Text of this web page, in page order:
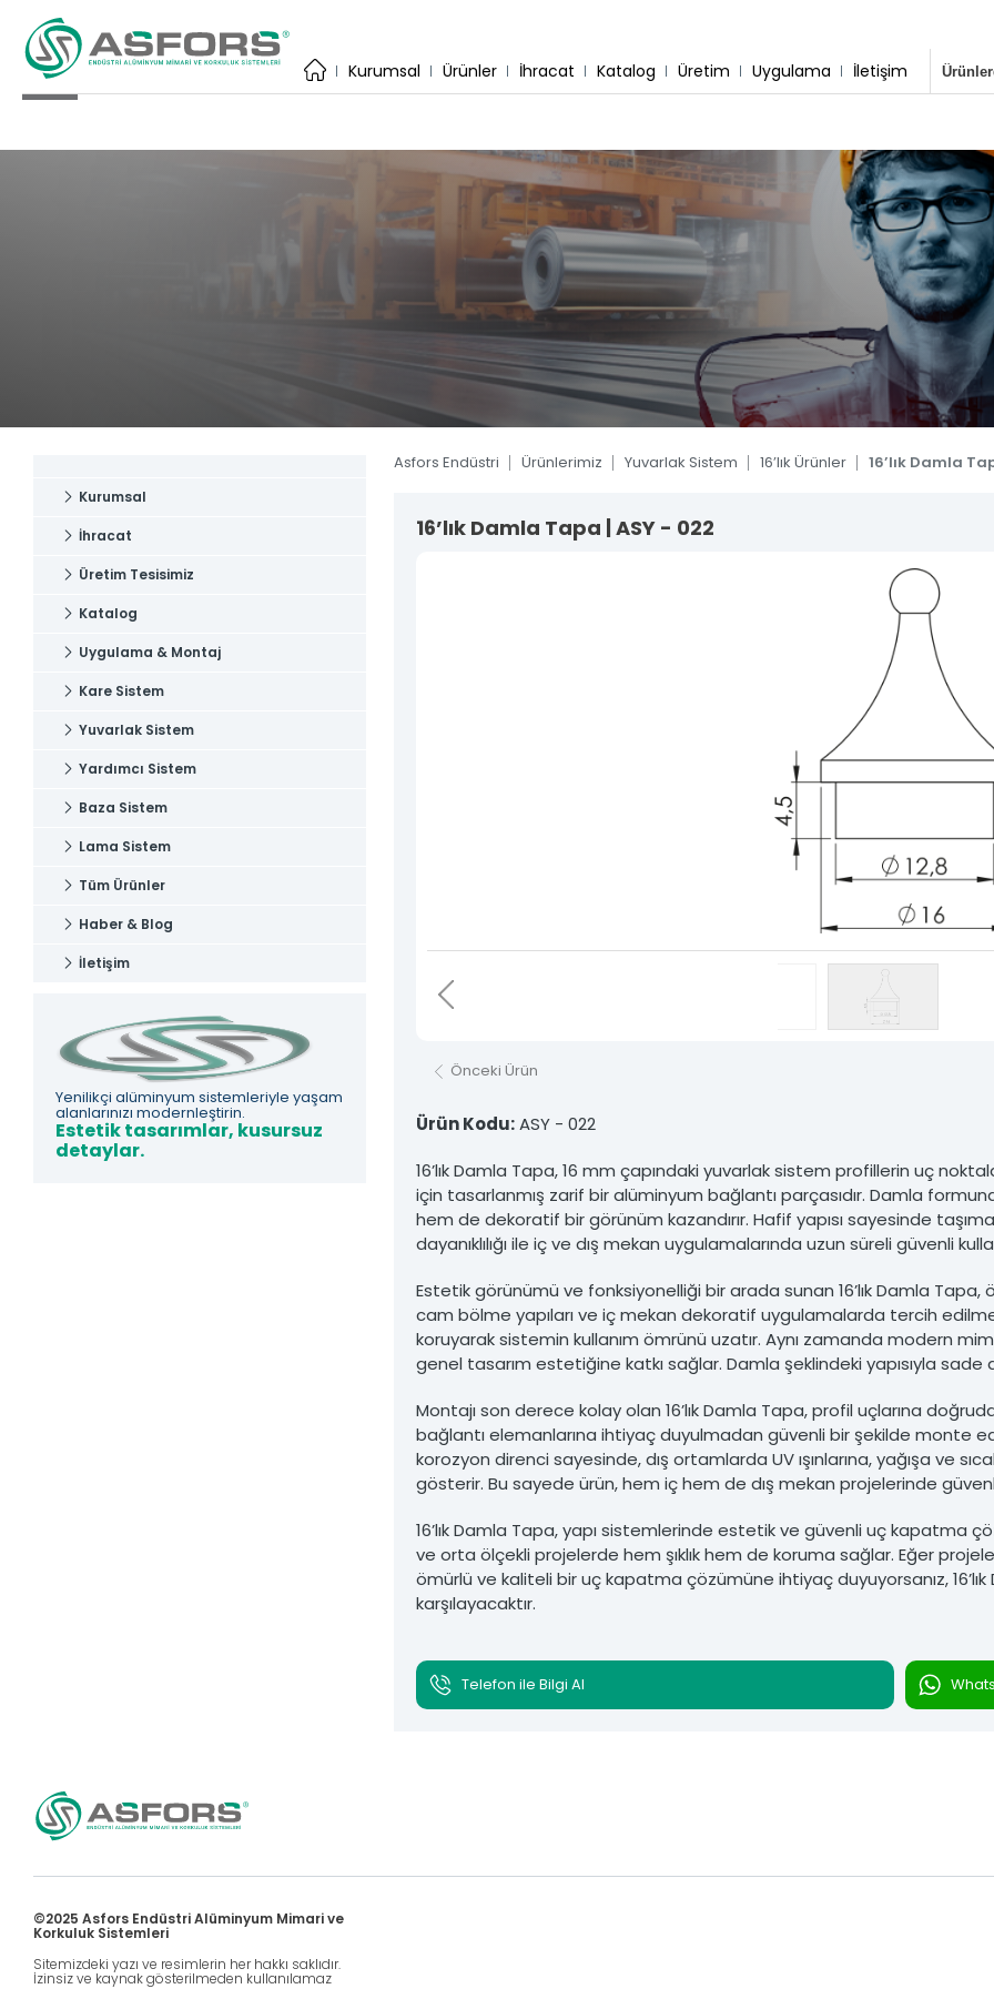
Estetiğin ve dayanıklılığın birleştiği
Uygulama & Montaj
İletişim
Destek Hattı
0 533 791 19 22
Whatsapp Hattı
0 533 791 19 22
Lama Sistem
Tüm hakkı saklıdır. Sitemizde kullanılan tüm içerik ve görseller
Asfors Endüstri Alüminyum Mimari ve Korkuluk Sistemleri'ne ait olup izinsiz kullanımı hukuki yaptırıma tabidir.
Kurumsal Ürünler İhracat Katalog Üretim Uygulama İletişim
×
İhracat
Katalog
Uygulama & Montaj
Kare Sistem
Yuvarlak Sistem
Yardımcı Sistem
Lama Sistem
Tüm Ürünler
Haber & Blog
Kurumsal
İhracat
Üretim Tesisimiz
Katalog
Uygulama & Montaj
Kare Sistem
Yuvarlak Sistem
Yardımcı Sistem
Baza Sistem
Lama Sistem
Tüm Ürünler
Haber & Blog
İletişim
Yenilikçi alüminyum sistemleriyle yaşam
alanlarınızı modernleştirin.
Estetik tasarımlar, kusursuz
detaylar.
Asfors Endüstri Ürünlerimiz Yuvarlak Sistem 16’lık Ürünler 16’lık Damla
16’lık Damla Tapa | ASY - 022
Önceki Ürün
Ürün Kodu:ASY - 022
16’lık Damla Tapa, 16 mm çapındaki yuvarlak sistem profillerin uç
için tasarlanmış zarif bir alüminyum bağlantı parçasıdır. Damla
hem de dekoratif bir görünüm kazandırır. Hafif yapısı sayesinde
dayanıklılığı ile iç ve dış mekan uygulamalarında uzun süreli güvenli
Estetik görünümü ve fonksiyonelliği bir arada sunan 16’lık Damla
cam bölme yapıları ve iç mekan dekoratif uygulamalarda tercih
koruyarak sistemin kullanım ömrünü uzatır. Aynı zamanda modern
genel tasarım estetiğine katkı sağlar. Damla şeklindeki yapısıyla
Montajı son derece kolay olan 16’lık Damla Tapa, profil uçlarına
bağlantı elemanlarına ihtiyaç duyulmadan güvenli bir şekilde monte
korozyon direnci sayesinde, dış ortamlarda UV ışınlarına, yağışa ve
gösterir. Bu sayede ürün, hem iç hem de dış mekan projelerinde
16’lık Damla Tapa, yapı sistemlerinde estetik ve güvenli uç kapatma
ve orta ölçekli projelerde hem şıklık hem de koruma sağlar. Eğer
ömürlü ve kaliteli bir uç kapatma çözümüne ihtiyaç duyuyorsanız,
karşılayacaktır.
Telefon ile Bilgi Al
©2025 Asfors Endüstri Alüminyum Mimari ve
Korkuluk Sistemleri
Sitemizdeki yazı ve resimlerin her hakkı saklıdır.
İzinsiz ve kaynak gösterilmeden kullanılamaz